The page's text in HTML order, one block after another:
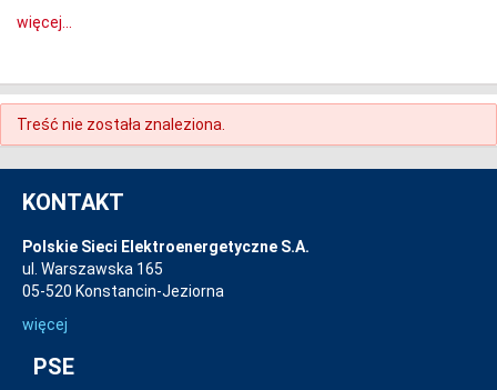
więcej...
Treść nie została znaleziona.
KONTAKT
Polskie Sieci Elektroenergetyczne S.A.
ul. Warszawska 165
05-520 Konstancin-Jeziorna
więcej
PSE